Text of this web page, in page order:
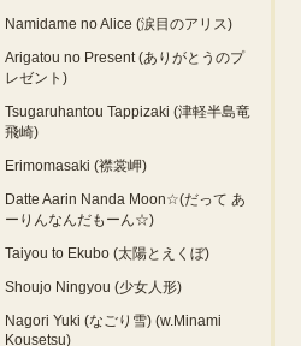
Namidame no Alice (涙目のアリス)
Arigatou no Present (ありがとうのプ
レゼント)
Tsugaruhantou Tappizaki (津軽半島竜
飛崎)
Erimomasaki (襟裳岬)
Datte Aarin Nanda Moon☆(だって あ
ーりんなんだもーん☆)
Taiyou to Ekubo (太陽とえくぼ)
Shoujo Ningyou (少女人形)
Nagori Yuki (なごり雪) (w.Minami
Kousetsu)